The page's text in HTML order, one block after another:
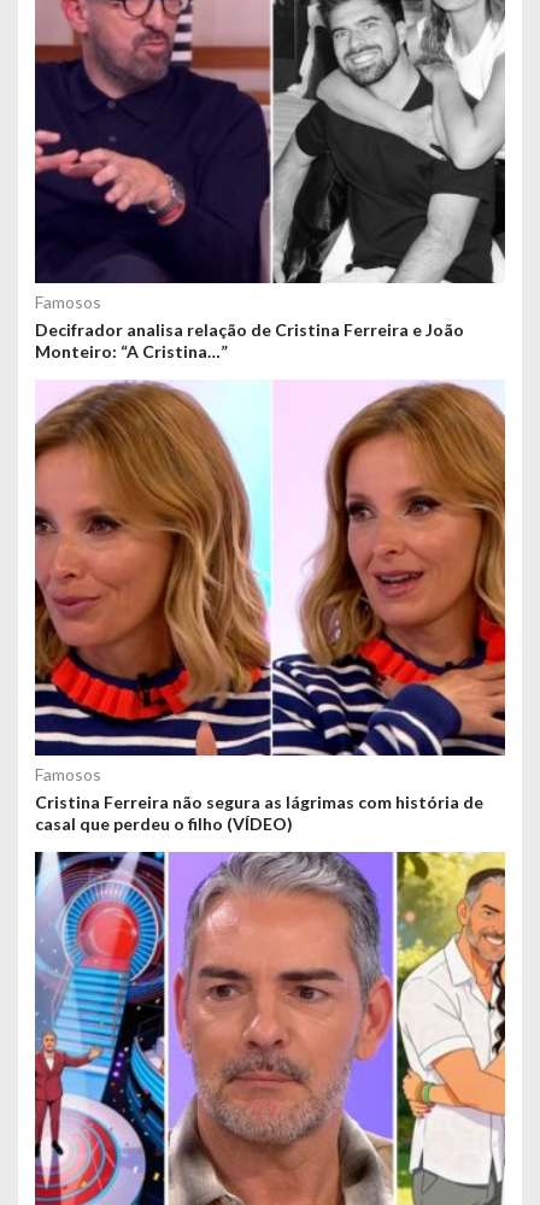
Famosos
Decifrador analisa relação de Cristina Ferreira e João
Monteiro: “A Cristina…”
Famosos
Cristina Ferreira não segura as lágrimas com história de
casal que perdeu o filho (VÍDEO)